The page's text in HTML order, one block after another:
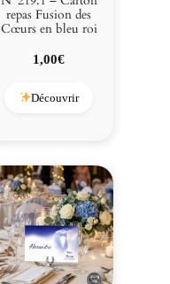
repas Fusion des
Cœurs en bleu roi
1,00€
Découvrir